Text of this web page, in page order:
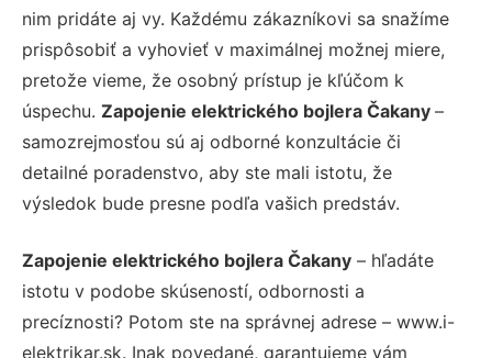
nim pridáte aj vy. Každému zákazníkovi sa snažíme
prispôsobiť a vyhovieť v maximálnej možnej miere,
pretože vieme, že osobný prístup je kľúčom k
úspechu. Zapojenie elektrického bojlera Čakany –
samozrejmosťou sú aj odborné konzultácie či
detailné poradenstvo, aby ste mali istotu, že
výsledok bude presne podľa vašich predstáv.
Zapojenie elektrického bojlera Čakany – hľadáte
istotu v podobe skúseností, odbornosti a
precíznosti? Potom ste na správnej adrese – www.i-
elektrikar.sk. Inak povedané, garantujeme vám